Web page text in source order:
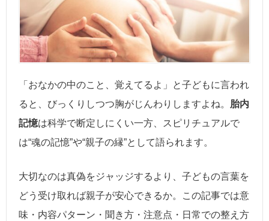
「おなかの中のこと、覚えてるよ」と子どもに言われ
ると、びっくりしつつ胸がじんわりしますよね。 胎内
記憶は科学で断定しにくい一方、スピリチュアルで
は“魂の記憶”や“親子の縁”として語られます。
大切なのは真偽をジャッジするより、子どもの言葉を
どう受け取れば親子が安心できるか。この記事では意
味・内容パターン・聞き方・注意点・日常での整え方